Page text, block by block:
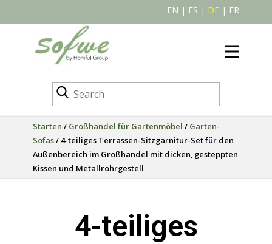
EN | ES | DE | FR
Starten / Großhandel für Gartenmöbel / Garten-
Sofas/ 4-teiliges Terrassen-Sitzgarnitur-Set für den
Außenbereich im Großhandel mit dicken, gesteppten
Kissen und Metallrohrgestell
4-teiliges